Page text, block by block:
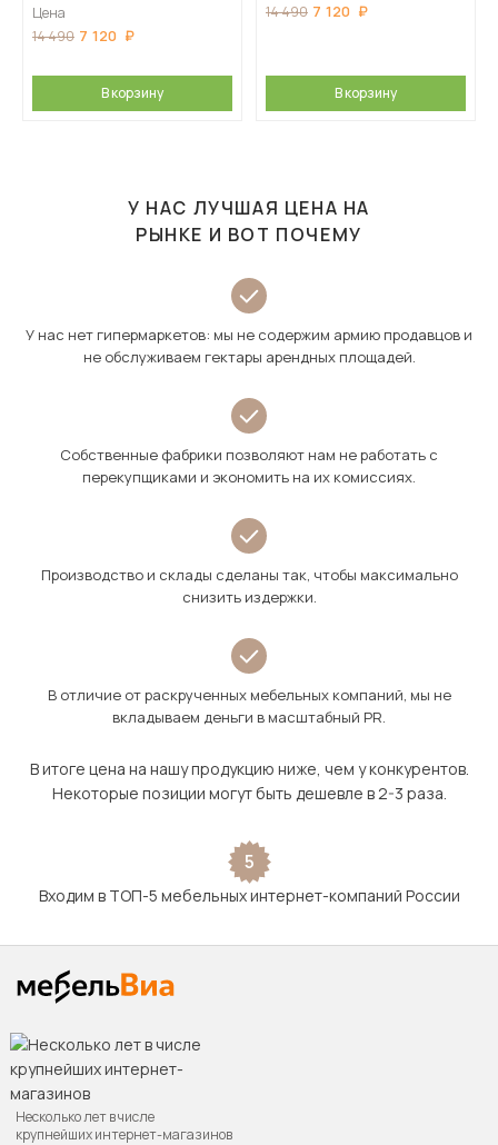
Цена
14 490 7 120
В корзину
14 490 7 120
В корзину
У НАС ЛУЧШАЯ ЦЕНА НА
РЫНКЕ И ВОТ ПОЧЕМУ
У нас нет гипермаркетов: мы не содержим армию продавцов и
не обслуживаем гектары арендных площадей.
Собственные фабрики позволяют нам не работать с
перекупщиками и экономить на их комиссиях.
Производство и склады сделаны так, чтобы максимально
снизить издержки.
В отличие от раскрученных мебельных компаний, мы не
вкладываем деньги в масштабный PR.
В итоге цена на нашу продукцию ниже, чем у конкурентов.
Некоторые позиции могут быть дешевле в 2-3 раза.
5
Входим в ТОП-5 мебельных интернет-компаний России
Несколько лет в числе
крупнейших интернет-магазинов